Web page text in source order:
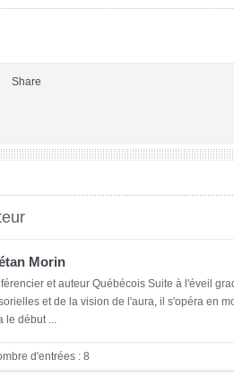
Share
Morin
et auteur Québécois Suite à l'éveil
et de la vision de l'aura, il s'opéra en
le début ...
d'entrées : 8